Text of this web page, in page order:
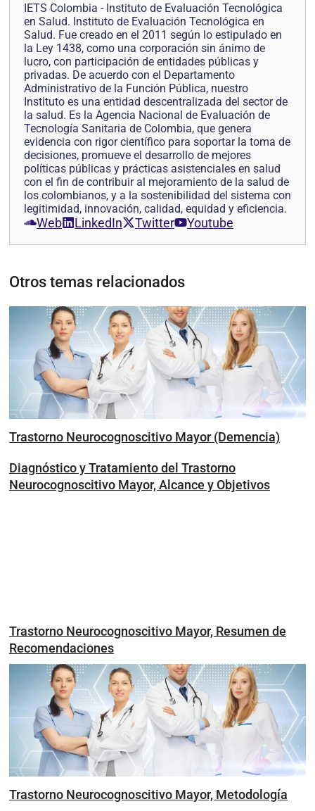
IETS Colombia - Instituto de Evaluación Tecnológica
en Salud. Instituto de Evaluación Tecnológica en
Salud. Fue creado en el 2011 según lo estipulado en
la Ley 1438, como una corporación sin ánimo de
lucro, con participación de entidades públicas y
privadas. De acuerdo con el Departamento
Administrativo de la Función Pública, nuestro
Instituto es una entidad descentralizada del sector de
la salud. Es la Agencia Nacional de Evaluación de
Tecnología Sanitaria de Colombia, que genera
evidencia con rigor científico para soportar la toma de
decisiones, promueve el desarrollo de mejores
políticas públicas y prácticas asistenciales en salud
con el fin de contribuir al mejoramiento de la salud de
los colombianos, y a la sostenibilidad del sistema con
legitimidad, innovación, calidad, equidad y eficiencia.
Web LinkedIn Twitter Youtube
Otros temas relacionados
Trastorno Neurocognoscitivo Mayor (Demencia)
Diagnóstico y Tratamiento del Trastorno
Neurocognoscitivo Mayor, Alcance y Objetivos
Trastorno Neurocognoscitivo Mayor, Resumen de
Recomendaciones
Trastorno Neurocognoscitivo Mayor, Metodología